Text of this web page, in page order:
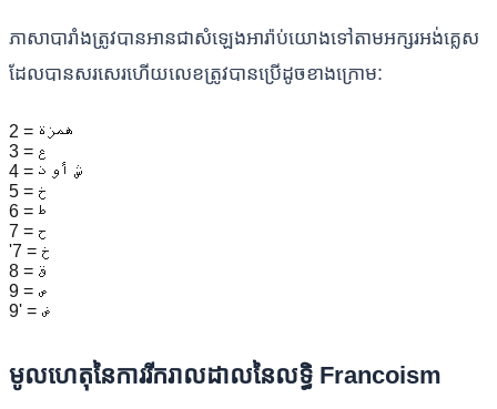
ភាសាបារាំងត្រូវបានអានជាសំឡេងអារ៉ាប់យោងទៅតាមអក្សរអង់គ្លេស
ដែលបានសរសេរហើយលេខត្រូវបានប្រើដូចខាងក្រោម:
2 = همزة
3 = ع
4 = ش أو ذ
5 = خ
6 = ط
7 = ح
'7 = خ
8 = ق
9 = ص
9' = ض
មូលហេតុនៃការរីករាលដាលនៃលទ្ធិ Francoism